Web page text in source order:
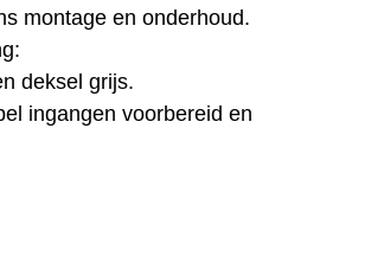
montage en onderhoud.
deksel grijs.
ingangen voorbereid en